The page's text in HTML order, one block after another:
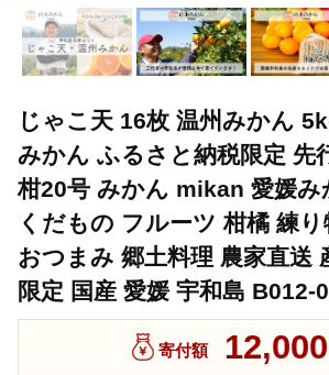
じゃこ天 16枚 温州みかん
みかん ふるさと納税限定 先
柑20号 みかん mikan 愛媛み
くだもの フルーツ 柑橘 練
おつまみ 郷土料理 農家直送
限定 国産 愛媛 宇和島 B012-
寄付額